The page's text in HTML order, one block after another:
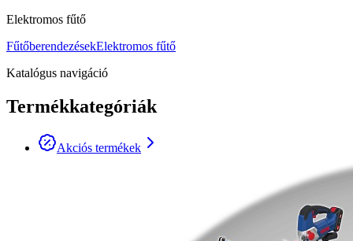
Elektromos fűtő
FűtőberendezésekElektromos fűtő
Katalógus navigáció
Termékkategóriák
Akciós termékek